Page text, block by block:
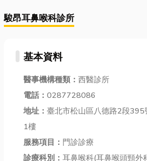
駿昂耳鼻喉科診所
基本資料
醫事機構種類： 西醫診所
電話： 0287728086
地址： 臺北市松山區八德路2段
1樓
服務項目： 門診診療
診療科別： 耳鼻喉科(耳鼻喉頭頸外